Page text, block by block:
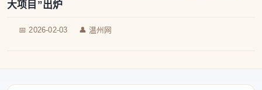
大项目”出炉
📅 2026-02-03 👤 温州网